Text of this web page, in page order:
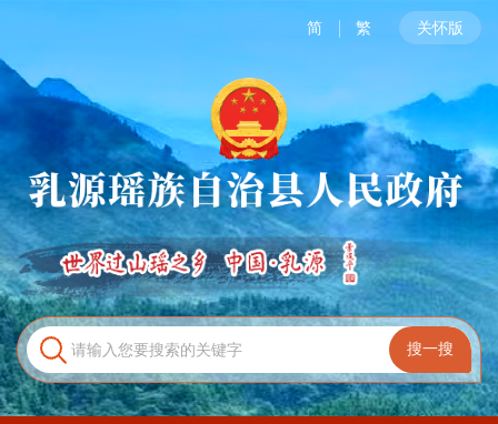
简 繁 关怀版